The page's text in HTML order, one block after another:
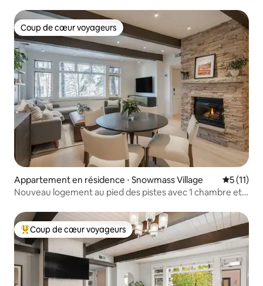
Coup de cœur voyageurs
Coup de cœur voyageurs
Appartement en résidence ⋅ Snowmass Village
5 (11)
Nouveau logement au pied des pistes avec 1 chambre et
Coups de cœur voyageurs les plus appréciés
Coup de cœur voyageurs